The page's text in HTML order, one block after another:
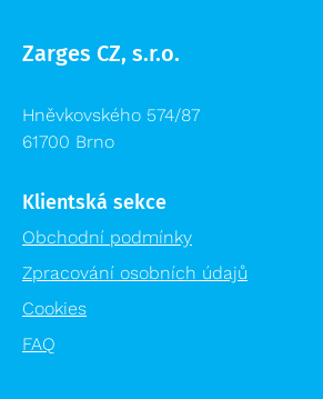
Zarges CZ, s.r.o.
Hněvkovského 574/87
61700 Brno
Klientská sekce
Obchodní podmínky
Zpracování osobních údajů
Cookies
FAQ